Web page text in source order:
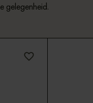
gelegenheid.